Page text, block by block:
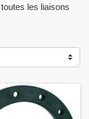
les liaisons